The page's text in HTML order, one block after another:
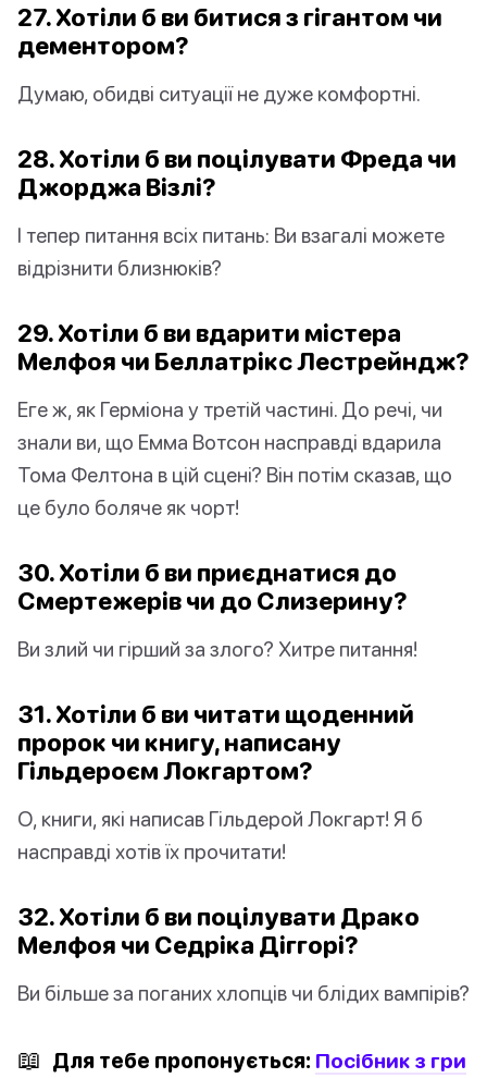
27. Хотіли б ви битися з гігантом чи
дементором?
Думаю, обидві ситуації не дуже комфортні.
28. Хотіли б ви поцілувати Фреда чи
Джорджа Візлі?
І тепер питання всіх питань: Ви взагалі можете
відрізнити близнюків?
29. Хотіли б ви вдарити містера
Мелфоя чи Беллатрікс Лестрейндж?
Еге ж, як Герміона у третій частині. До речі, чи
знали ви, що Емма Вотсон насправді вдарила
Тома Фелтона в цій сцені? Він потім сказав, що
це було боляче як чорт!
30. Хотіли б ви приєднатися до
Смертежерів чи до Слизерину?
Ви злий чи гірший за злого? Хитре питання!
31. Хотіли б ви читати щоденний
пророк чи книгу, написану
Гільдероєм Локгартом?
О, книги, які написав Гільдерой Локгарт! Я б
насправді хотів їх прочитати!
32. Хотіли б ви поцілувати Драко
Мелфоя чи Седріка Діггорі?
Ви більше за поганих хлопців чи блідих вампірів?
📖 Для тебе пропонується: Посібник з гри